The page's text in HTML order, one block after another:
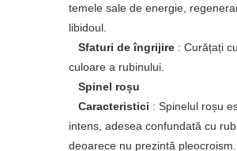
temele sale de energie,
libidoul.
Sfaturi de îngrijire : Curățați
culoare a rubinului.
Spinel roșu
Caracteristici : Spinelul roșu
intens, adesea confundată cu
deoarece nu prezintă